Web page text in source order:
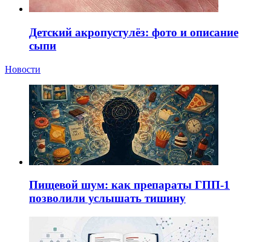
Детский акропустулёз: фото и описание
сыпи
Новости
Пищевой шум: как препараты ГПП-1
позволили услышать тишину